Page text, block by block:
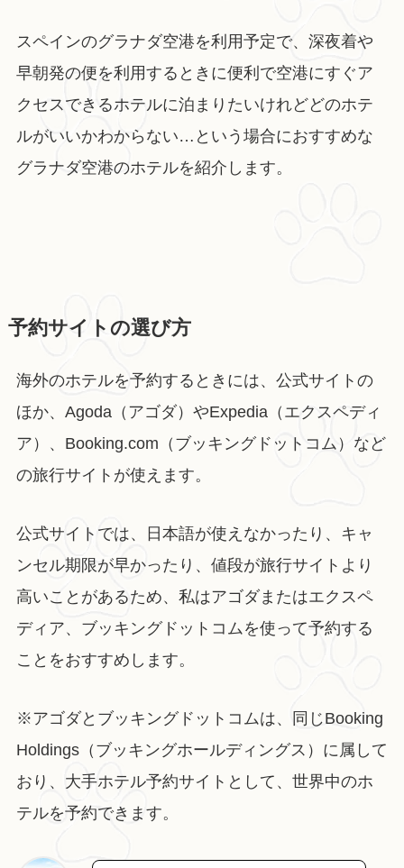
スペインのグラナダ空港を利用予定で、深夜着や
早朝発の便を利用するときに便利で空港にすぐア
クセスできるホテルに泊まりたいけれどどのホテ
ルがいいかわからない…という場合におすすめな
グラナダ空港のホテルを紹介します。
予約サイトの選び方
海外のホテルを予約するときには、公式サイトの
ほか、Agoda（アゴダ）やExpedia（エクスペディ
ア）、Booking.com（ブッキングドットコム）など
の旅行サイトが使えます。
公式サイトでは、日本語が使えなかったり、キャ
ンセル期限が早かったり、値段が旅行サイトより
高いことがあるため、私はアゴダまたはエクスペ
ディア、ブッキングドットコムを使って予約する
ことをおすすめします。
※アゴダとブッキングドットコムは、同じBooking
Holdings（ブッキングホールディングス）に属して
おり、大手ホテル予約サイトとして、世界中のホ
テルを予約できます。